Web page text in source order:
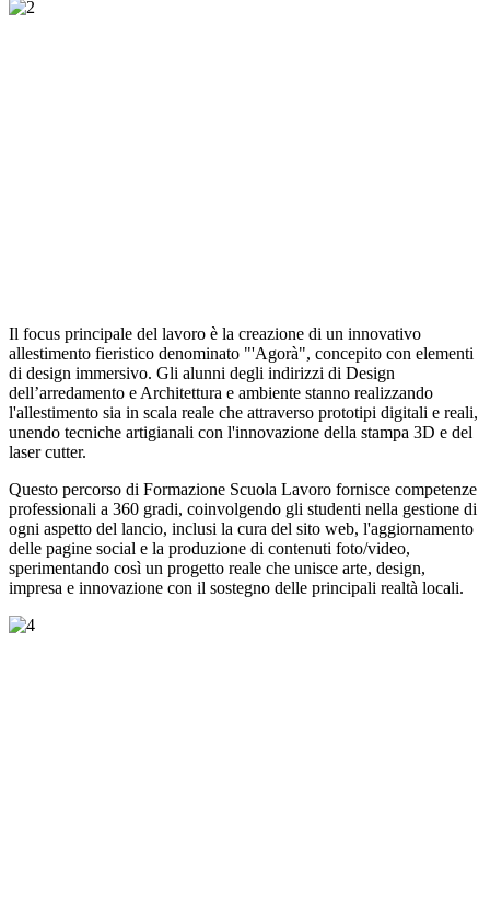
Il focus principale del lavoro è la creazione di un innovativo
allestimento fieristico denominato "'Agorà", concepito con elementi
di design immersivo. Gli alunni degli indirizzi di Design
dell’arredamento e Architettura e ambiente stanno realizzando
l'allestimento sia in scala reale che attraverso prototipi digitali e reali,
unendo tecniche artigianali con l'innovazione della stampa 3D e del
laser cutter.
Questo percorso di Formazione Scuola Lavoro fornisce competenze
professionali a 360 gradi, coinvolgendo gli studenti nella gestione di
ogni aspetto del lancio, inclusi la cura del sito web, l'aggiornamento
delle pagine social e la produzione di contenuti foto/video,
sperimentando così un progetto reale che unisce arte, design,
impresa e innovazione con il sostegno delle principali realtà locali.